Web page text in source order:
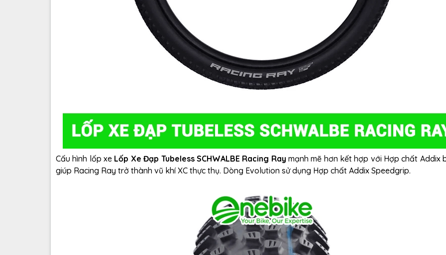
Cấu hình lốp xe Lốp Xe Đạp Tubeless SCHWALBE Racing Ray mạnh mẽ hơn kết hợp với Hợp chất Addix
giúp Racing Ray trở thành vũ khí XC thực thụ. Dòng Evolution sử dụng Hợp chất Addix Speedgrip.